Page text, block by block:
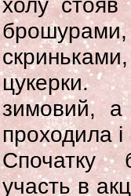
брошурами,
цукерки.
зимовий, а
проходила і
Спочатку
участь в